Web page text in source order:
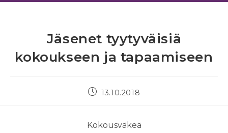
Jäsenet tyytyväisiä
kokoukseen ja tapaamiseen
Artikkeli
13.10.2018
Kokousväkeä